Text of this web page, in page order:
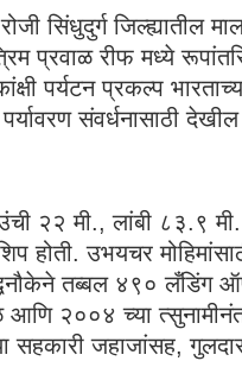
सिंधुदुर्ग जिल्ह्यातील
प्रवाळ रीफ मध्ये
पर्यटन प्रकल्प भारताच्या
संवर्धनासाठी
२२ मी., लांबी ८३.९
होती. उभयचर
तब्बल ४९०
२००४ च्या
सहकारी जहाजांसह,